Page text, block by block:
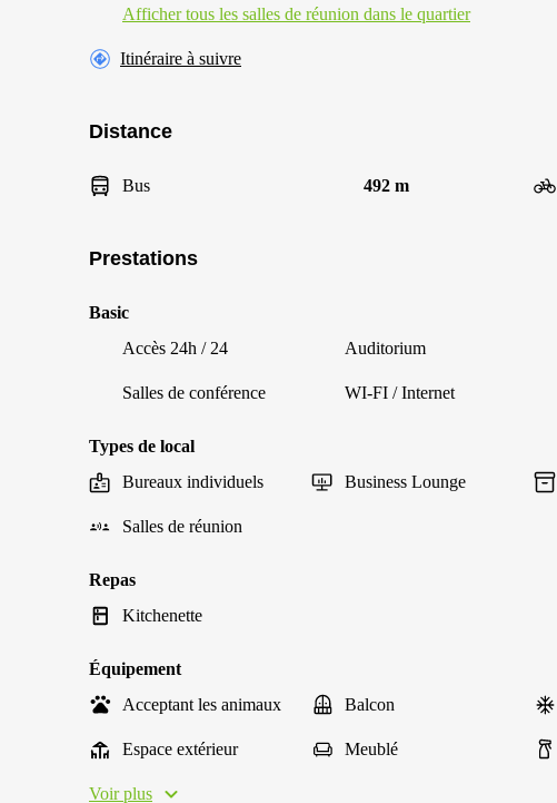
Afficher tous les salles de réunion dans le quartier
Itinéraire à suivre
Distance
Bus 492 m
Prestations
Basic
Accès 24h / 24
Auditorium
Salles de conférence WI-FI / Internet
Types de local
Bureaux individuels
Business Lounge
Salles de réunion
Repas
Kitchenette
Équipement
Acceptant les animaux
Balcon
Espace extérieur Meublé
Voir plus